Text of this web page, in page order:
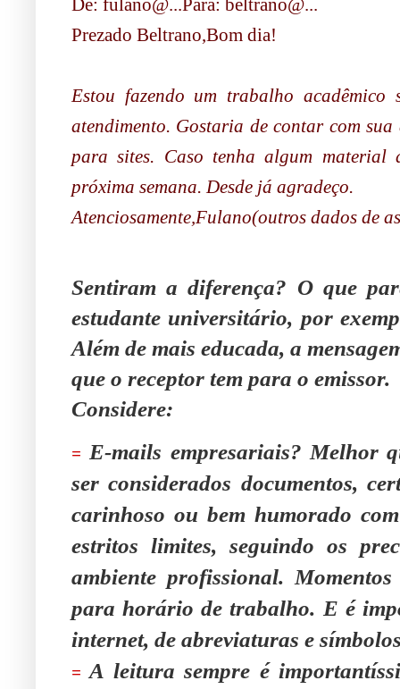
De: fulano@...Para: beltrano@...
Prezado Beltrano,Bom dia!
Estou fazendo um trabalho acadêmico
atendimento. Gostaria de contar com
para sites. Caso tenha algum
próxima semana. Desde já agradeço.
Atenciosamente,Fulano(outros dados de
Sentiram a diferença? O que
estudante universitário, por
Além de mais educada, a
que o receptor tem para o emissor.
Considere:
= E-mails empresariais? Melhor
ser considerados documentos,
carinhoso ou bem humorado
estritos limites, seguindo os
ambiente profissional.
para horário de trabalho. E é
internet, de abreviaturas e
= A leitura sempre é